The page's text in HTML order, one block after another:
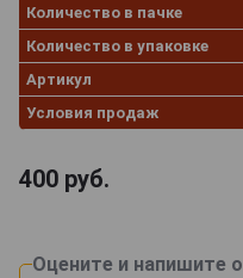
Количество в пачке
Количество в упаковке
Артикул
Условия продаж
400 руб.
Оцените и напишите